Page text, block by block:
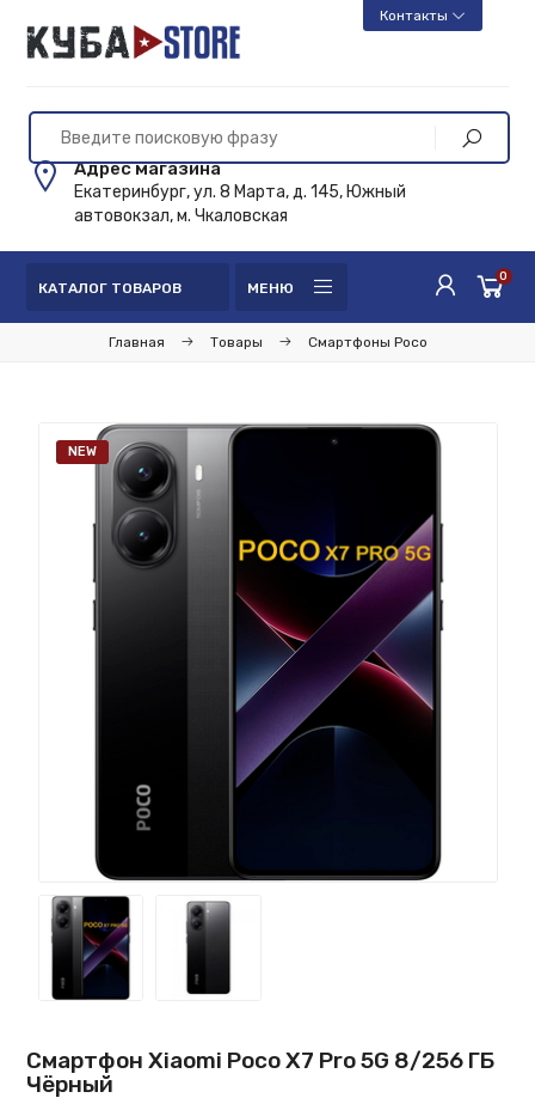
Контакты
Адрес магазина
Екатеринбург, ул. 8 Марта, д. 145, Южный
автовокзал, м. Чкаловская
КАТАЛОГ ТОВАРОВ МЕНЮ
0
Главная Товары Смартфоны Poco
NEW
Смартфон Xiaomi Poco X7 Pro 5G 8/256 ГБ
Чёрный